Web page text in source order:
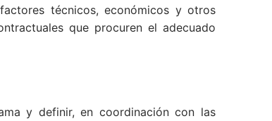
técnicos, económicos y otros
que procuren el adecuado
y definir, en coordinación con las